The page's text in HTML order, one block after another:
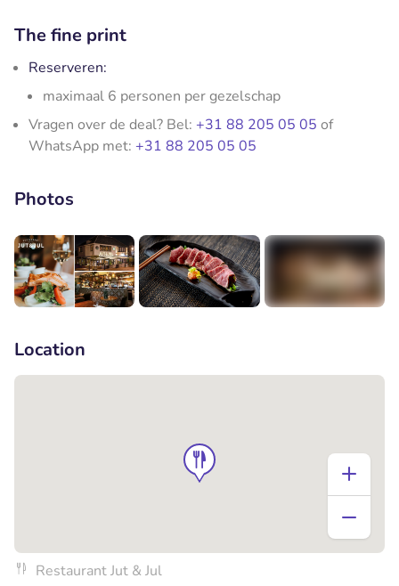
The fine print
Reserveren:
maximaal 6 personen per gezelschap
Vragen over de deal? Bel: +31 88 205 05 05 of
WhatsApp met: +31 88 205 05 05
Photos
Location
Restaurant Jut & Jul